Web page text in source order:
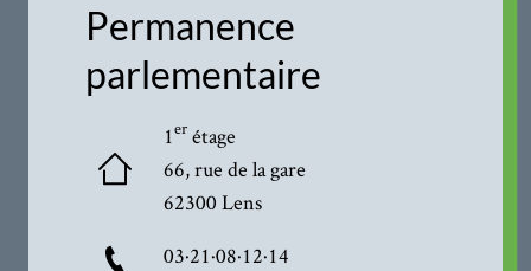
Permanence
parlementaire
1erétage
66, rue de la gare
62300 Lens
03·21·08·12·14